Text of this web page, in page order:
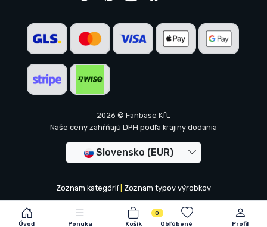
Úvod Ponuka Košík
0
Obľúbené
Profil
2026 © Fanbase Kft.
Naše ceny zahŕňajú DPH podľa krajiny dodania
Slovensko (EUR)
Zoznam kategórií| Zoznam typov výrobkov